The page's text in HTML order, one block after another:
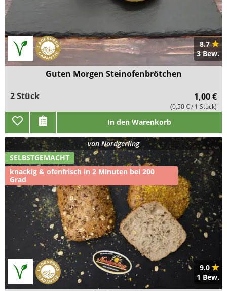
8.7
3 Bew.
Guten Morgen Steinofenbrötchen
2 Stück
1,00 €
(0,50 € / 1 Stück)
In den Warenkorb
SELBSTGEMACHT
knackig & ofenfrisch in 2 Minuten bei 200
Grad
vonNordgerling
9.0
1 Bew.